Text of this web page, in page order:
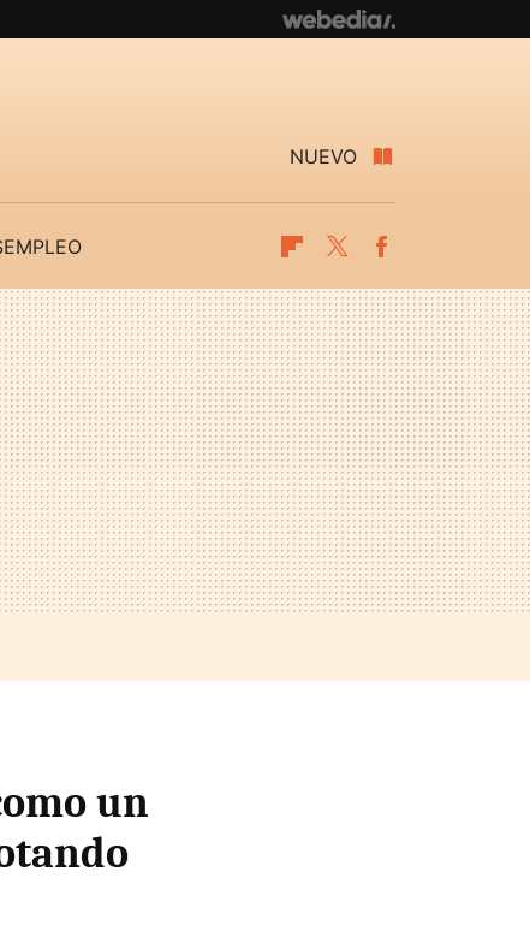
NUEVO
Flipboard
Twitter
un